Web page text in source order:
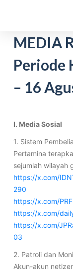
p
o
MEDIA
Periode
– 16
I. Media Sosial
1. Sistem
Pertamina
sejumlah wilayah
https://x.com/
290
https://x.com/
https://x.com/
https://x.com/
03
2. Patroli dan
Akun-akun